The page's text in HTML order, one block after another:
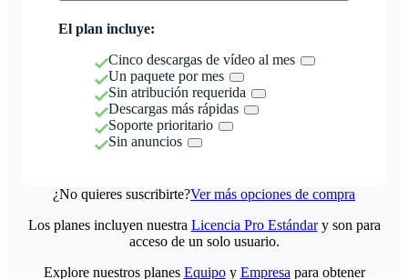
El plan incluye:
Cinco descargas de vídeo al mes
Un paquete por mes
Sin atribución requerida
Descargas más rápidas
Soporte prioritario
Sin anuncios
¿No quieres suscribirte?Ver más opciones de compra
Los planes incluyen nuestra Licencia Pro Estándary son para
acceso de un solo usuario.
Explore nuestros planes Equipoy Empresa para obtener